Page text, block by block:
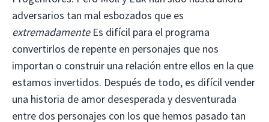
adversarios tan mal esbozados que es
extremadamente Es difícil para el programa
convertirlos de repente en personajes que nos
importan o construir una relación entre ellos en la que
estamos invertidos. Después de todo, es difícil vender
una historia de amor desesperada y desventurada
entre dos personajes con los que hemos pasado tan